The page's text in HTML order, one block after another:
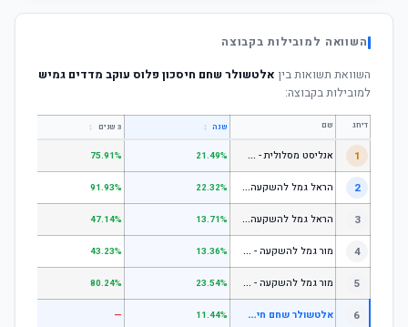
השוואה למובילות בקבוצה
השוואת תשואות בין אלטשולר שחם חיסכון פלוס עוקב מדדים גמיש
למובילות בקבוצה:
דירוג שם שנה ↕ 3 שנים ↕
1 א
נליסט מסלולית - קופת גמל להשקעה מניות 21.49%
75.91%
2 ה
ראל גמל להשקעה מניות 22.32%
91.93%
3 ה
ראל גמל להשקעה כללי 13.71%
47.14%
4 מ
ור גמל להשקעה - כללי 13.36%
43.23%
5 מ
ור גמל להשקעה - מניות 23.54%
80.24%
6 א
לטשולר שחם חיסכון פלוס עוקב מדדים גמיש 11.44%
—